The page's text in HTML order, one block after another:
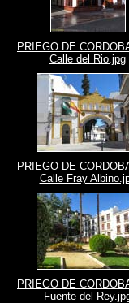
PRIEGO DE
Calle del Rio.jpg
PRIEGO DE
Calle Fray
PRIEGO DE
Fuente del